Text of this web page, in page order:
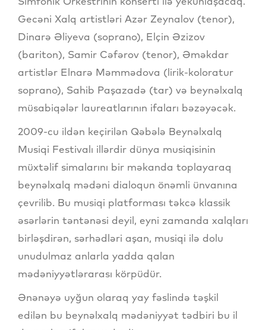
Gecəni Xalq artistləri Azər Zeynalov (tenor),
Dinarə Əliyeva (soprano), Elçin Əzizov
(bariton), Samir Cəfərov (tenor), Əməkdar
artistlər Elnarə Məmmədova (lirik-koloratur
soprano), Sahib Paşazadə (tar) və beynəlxalq
müsabiqələr laureatlarının ifaları bəzəyəcək.
2009-cu ildən keçirilən Qəbələ Beynəlxalq
Musiqi Festivalı illərdir dünya musiqisinin
müxtəlif simalarını bir məkanda toplayaraq
beynəlxalq mədəni dialoqun önəmli ünvanına
çevrilib. Bu musiqi platforması təkcə klassik
əsərlərin təntənəsi deyil, eyni zamanda xalqları
birləşdirən, sərhədləri aşan, musiqi ilə dolu
unudulmaz anlarla yadda qalan
mədəniyyətlərarası körpüdür.
Ənənəyə uyğun olaraq yay fəslində təşkil
edilən bu beynəlxalq mədəniyyət tədbiri bu il